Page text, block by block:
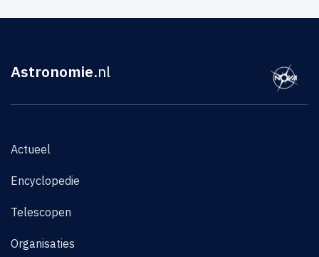
Astronomie.nl
Actueel
Encyclopedie
Telescopen
Organisaties